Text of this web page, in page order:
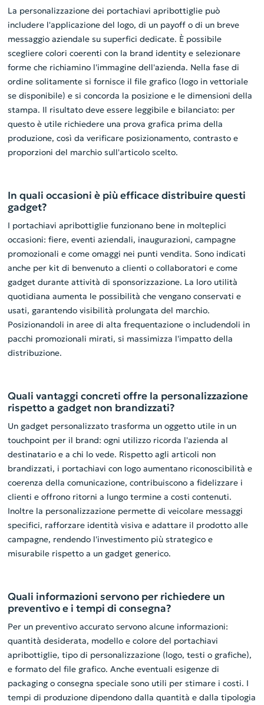
La personalizzazione dei portachiavi apribottiglie può
includere l'applicazione del logo, di un payoff o di un breve
messaggio aziendale su superfici dedicate. È possibile
scegliere colori coerenti con la brand identity e selezionare
forme che richiamino l'immagine dell'azienda. Nella fase di
ordine solitamente si fornisce il file grafico (logo in vettoriale
se disponibile) e si concorda la posizione e le dimensioni della
stampa. Il risultato deve essere leggibile e bilanciato: per
questo è utile richiedere una prova grafica prima della
produzione, così da verificare posizionamento, contrasto e
proporzioni del marchio sull'articolo scelto.
In quali occasioni è più efficace distribuire questi
gadget?
I portachiavi apribottiglie funzionano bene in molteplici
occasioni: fiere, eventi aziendali, inaugurazioni, campagne
promozionali e come omaggi nei punti vendita. Sono indicati
anche per kit di benvenuto a clienti o collaboratori e come
gadget durante attività di sponsorizzazione. La loro utilità
quotidiana aumenta le possibilità che vengano conservati e
usati, garantendo visibilità prolungata del marchio.
Posizionandoli in aree di alta frequentazione o includendoli in
pacchi promozionali mirati, si massimizza l'impatto della
distribuzione.
Quali vantaggi concreti offre la personalizzazione
rispetto a gadget non brandizzati?
Un gadget personalizzato trasforma un oggetto utile in un
touchpoint per il brand: ogni utilizzo ricorda l'azienda al
destinatario e a chi lo vede. Rispetto agli articoli non
brandizzati, i portachiavi con logo aumentano riconoscibilità e
coerenza della comunicazione, contribuiscono a fidelizzare i
clienti e offrono ritorni a lungo termine a costi contenuti.
Inoltre la personalizzazione permette di veicolare messaggi
specifici, rafforzare identità visiva e adattare il prodotto alle
campagne, rendendo l'investimento più strategico e
misurabile rispetto a un gadget generico.
Quali informazioni servono per richiedere un
preventivo e i tempi di consegna?
Per un preventivo accurato servono alcune informazioni:
quantità desiderata, modello e colore del portachiavi
apribottiglie, tipo di personalizzazione (logo, testi o grafiche),
e formato del file grafico. Anche eventuali esigenze di
packaging o consegna speciale sono utili per stimare i costi. I
tempi di produzione dipendono dalla quantità e dalla tipologia